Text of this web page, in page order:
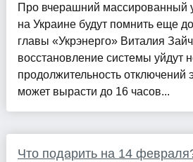
Про вчерашний массированный
на Украине будут помнить еще
главы «Укрэнерго» Виталия
восстановление системы уйдут
продолжительность отключений
может вырасти до 16 часов...
Что подарить на 14